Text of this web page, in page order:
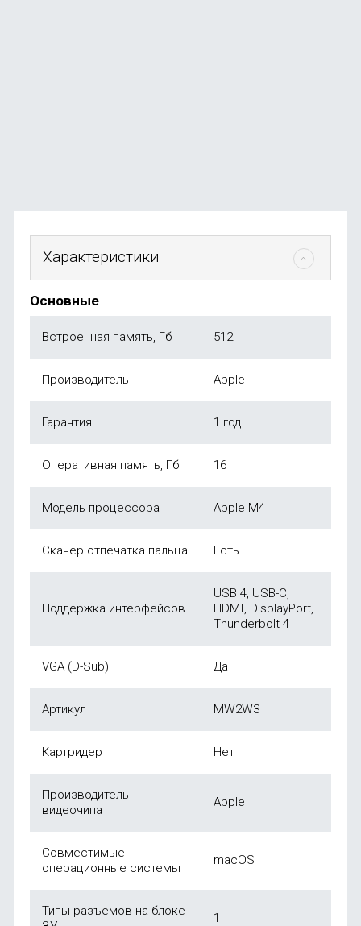
Характеристики
Основные
Встроенная память, Гб 512
Производитель Apple
Гарантия 1 год
Оперативная память, Гб 16
Модель процессора Apple M4
Сканер отпечатка пальца Есть
Поддержка интерфейсов
USB 4, USB-C,
HDMI, DisplayPort,
Thunderbolt 4
VGA (D-Sub) Да
Артикул MW2W3
Картридер Нет
Производитель
видеочипа
Apple
Совместимые
операционные системы
macOS
Типы разъемов на блоке
1